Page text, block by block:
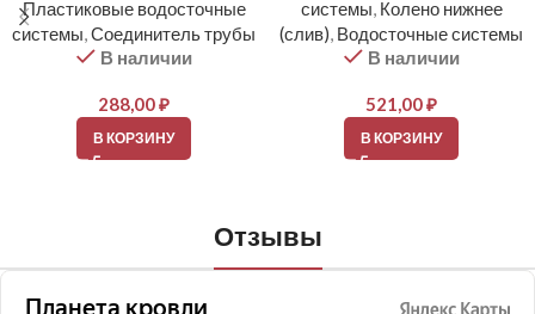
Пластиковые водосточные
системы,Соединитель трубы
В наличии
288,00₽
В КОРЗИНУ
системы, Колено нижнее
(слив), Водосточные системы
В наличии
521,00₽
В КОРЗИНУ
Отзывы